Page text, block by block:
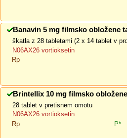
Banavin 5 mg filmsko obložene
škatla z 28 tabletami (2 x 14 tablet v
N06AX26 vortioksetin
Rp
Brintellix 10 mg filmsko
28 tablet v pretisnem omotu
N06AX26 vortioksetin
Rp
P*